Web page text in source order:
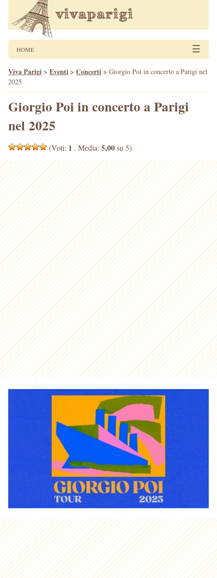
HOME ☰
Viva Parigi > Eventi > Concerti > Giorgio Poi in concerto a Parigi nel
2025
Giorgio Poi in concerto a Parigi
nel 2025
(Voti: 1 . Media: 5,00su 5)